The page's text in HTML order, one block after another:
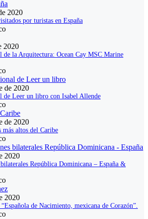
2020
por turistas en España
2020
de la Arquitectura: Ocean Cay MSC Marine
de 2020
de Leer un libro con Isabel Allende
de 2020
más altos del Caribe
2020
República Dominicana – España &
2020
de Nacimiento, mexicana de Corazón”.